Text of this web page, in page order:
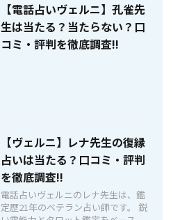
【電話占いヴェルニ】孔雀先
生は当たる？当たらない？口
コミ・評判を徹底調査!!
【ヴェルニ】レナ先生の復縁
占いは当たる？口コミ・評判
を徹底調査!!
電話占いヴェルニのレナ先生は、鑑
定歴21年のベテラン占い師です。 鋭